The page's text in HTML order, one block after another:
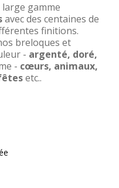
gamme
avec des centaines de
finitions.
breloques et
- argenté, doré,
- cœurs, animaux,
etc..